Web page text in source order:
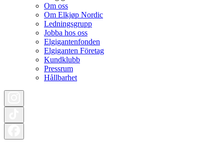
Om oss
Om Elkjøp Nordic
Ledningsgrupp
Jobba hos oss
Elgigantenfonden
Elgiganten Företag
Kundklubb
Pressrum
Hållbarhet